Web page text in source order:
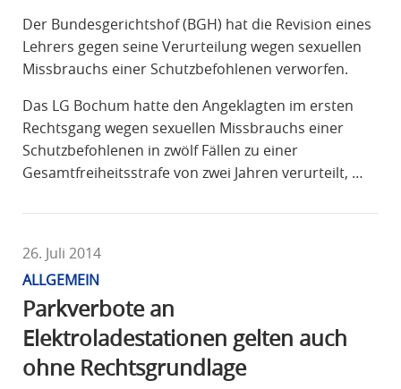
Der Bundesgerichtshof (BGH) hat die Revision eines
Lehrers gegen seine Verurteilung wegen sexuellen
Missbrauchs einer Schutzbefohlenen verworfen.
Das LG Bochum hatte den Angeklagten im ersten
Rechtsgang wegen sexuellen Missbrauchs einer
Schutzbefohlenen in zwölf Fällen zu einer
Gesamtfreiheitsstrafe von zwei Jahren verurteilt, …
26. Juli 2014
ALLGEMEIN
Parkverbote an
Elektroladestationen gelten auch
ohne Rechtsgrundlage